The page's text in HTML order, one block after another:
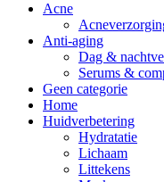
Acne
Anti-aging
Dag &
Serums &
Geen categorie
Home
Huidverbetering
Hydratatie
Lichaam
Littekens